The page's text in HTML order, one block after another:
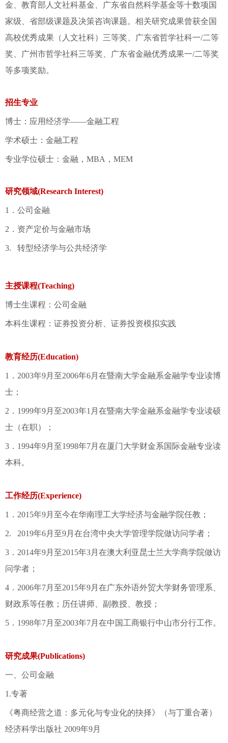
金、教育部人文社科基金、广东省自然科学基金等十数项国
家级、省部级课题及决策咨询课题。相关研究成果曾获全国
高校优秀成果（人文社科）三等奖、广东省哲学社科一/二等
奖、广州市哲学社科三等奖、广东省金融优秀成果一/二等奖
等多项奖励。
招生专业
博士：应用经济学——金融工程
学术硕士：金融工程
专业学位硕士：金融，MBA，MEM
研究领域(Research Interest)
1．公司金融
2．资产定价与金融市场
3. 转型经济学与公共经济学
主授课程(Teaching)
博士生课程：公司金融
本科生课程：证券投资分析、证券投资模拟实践
教育经历(Education)
1．2003年9月至2006年6月在暨南大学金融系金融学专业读博
士；
2．1999年9月至2003年1月在暨南大学金融系金融学专业读硕
士（在职）；
3．1994年9月至1998年7月在厦门大学财金系国际金融专业读
本科。
工作经历(Experience)
1．2015年9月至今在华南理工大学经济与金融学院任教；
2. 2019年6月至9月在台湾中央大学管理学院做访问学者；
3．2014年9月至2015年3月在澳大利亚昆士兰大学商学院做访
问学者；
4．2006年7月至2015年9月在广东外语外贸大学财务管理系、
财政系等任教；历任讲师、副教授、教授；
5．1998年7月至2003年7月在中国工商银行中山市分行工作。
研究成果(Publications)
一、公司金融
1.专著
《粤商经营之道：多元化与专业化的抉择》（与丁重合著）
经济科学出版社 2009年9月